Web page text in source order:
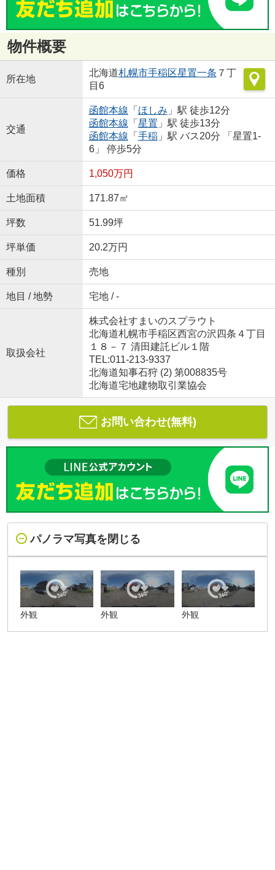
物件概要
所在地
北海道札幌市手稲区星置一条 ７丁
目6
交通
函館本線 「 ほしみ 」駅 徒歩12分
函館本線 「 星置 」駅 徒歩13分
函館本線 「 手稲 」駅 バス20分 「星置1-
6」 停歩5分
価格 1,050万円
土地面積 171.87㎡
坪数 51.99坪
坪単価 20.2万円
種別 売地
地目 / 地勢 宅地 / -
取扱会社
株式会社すまいのスプラウト
北海道札幌市手稲区西宮の沢四条４丁目
１８－７ 清田建託ビル１階
TEL:011-213-9337
北海道知事石狩 (2) 第008835号
北海道宅地建物取引業協会
お問い合わせ(無料)
パノラマ写真を閉じる
外観 外観 外観